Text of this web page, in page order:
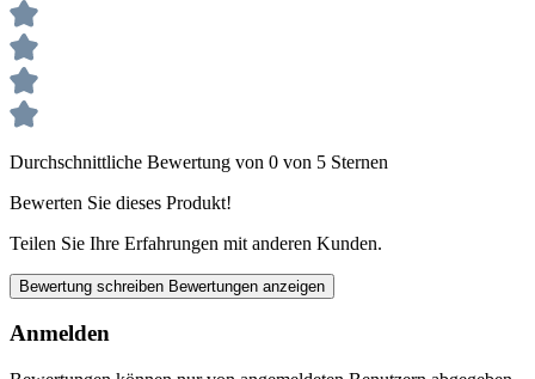
Durchschnittliche Bewertung von 0 von 5 Sternen
Bewerten Sie dieses Produkt!
Teilen Sie Ihre Erfahrungen mit anderen Kunden.
Bewertung schreiben Bewertungen anzeigen
Anmelden